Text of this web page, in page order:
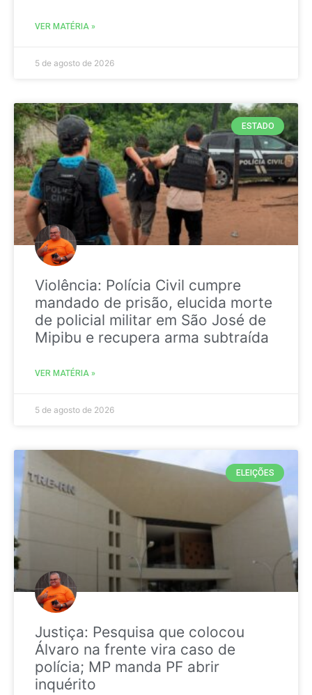
VER MATÉRIA »
5 de agosto de 2026
ESTADO
Violência: Polícia Civil cumpre
mandado de prisão, elucida morte
de policial militar em São José de
Mipibu e recupera arma subtraída
VER MATÉRIA »
5 de agosto de 2026
ELEIÇÕES
Justiça: Pesquisa que colocou
Álvaro na frente vira caso de
polícia; MP manda PF abrir
inquérito